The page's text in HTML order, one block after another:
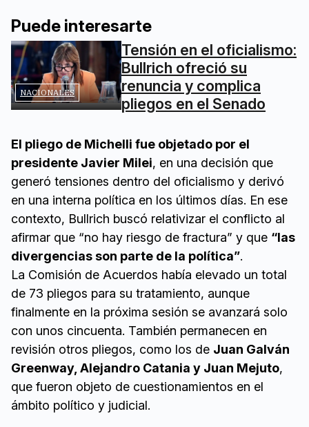
Puede interesarte
NACIONALES
Tensión en el oficialismo:
Bullrich ofreció su
renuncia y complica
pliegos en el Senado
El pliego de Michelli fue objetado por el
presidente Javier Milei, en una decisión que
generó tensiones dentro del oficialismo y derivó
en una interna política en los últimos días. En ese
contexto, Bullrich buscó relativizar el conflicto al
afirmar que “no hay riesgo de fractura” y que “las
divergencias son parte de la política”.
La Comisión de Acuerdos había elevado un total
de 73 pliegos para su tratamiento, aunque
finalmente en la próxima sesión se avanzará solo
con unos cincuenta. También permanecen en
revisión otros pliegos, como los de Juan Galván
Greenway, Alejandro Catania y Juan Mejuto,
que fueron objeto de cuestionamientos en el
ámbito político y judicial.